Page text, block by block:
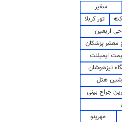
سفیر
تور کربلا
اربعین
پزشکان
ایمپلنت
تیزهوشان
هتل
جراح بینی
مهرینو